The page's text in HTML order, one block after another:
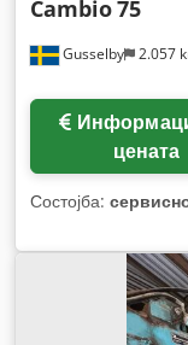
Gusselby 2.057
Cambio75
цената
Состојба: